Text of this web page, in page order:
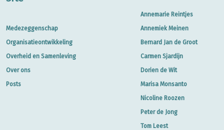
Medezeggenschap
Organisatieontwikkeling
Overheid en Samenleving
Over ons
Posts
Annemarie Reintjes
Annemiek Meinen
Bernard Jan de Groot
Carmen Sjardijn
Dorien de Wit
Marisa Monsanto
Nicoline Roozen
Peter de Jong
Tom Leest